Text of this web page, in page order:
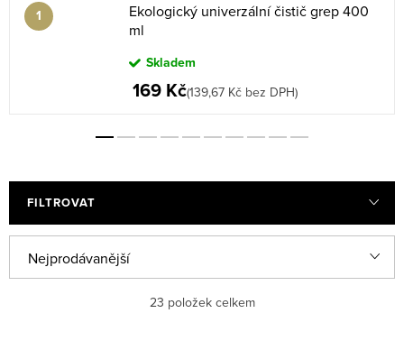
Ekologický univerzální čistič grep 400
ml
Skladem
169 Kč(139,67 Kč bez DPH)
FILTROVAT
ý
a
Nejprodávanější
23 položek celkem